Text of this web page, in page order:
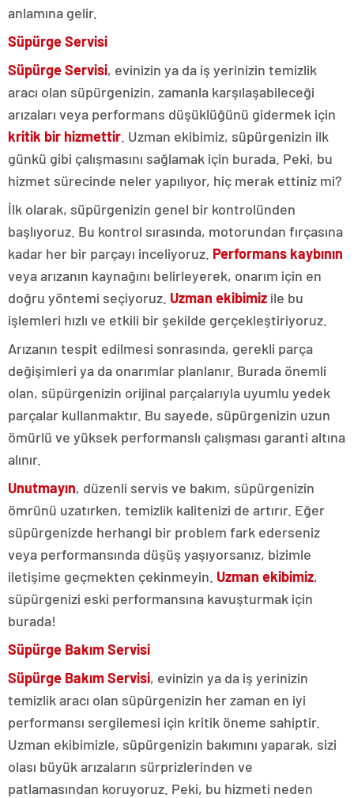
anlamına gelir.
Süpürge Servisi
Süpürge Servisi, evinizin ya da iş yerinizin temizlik
aracı olan süpürgenizin, zamanla karşılaşabileceği
arızaları veya performans düşüklüğünü gidermek için
kritik bir hizmettir . Uzman ekibimiz, süpürgenizin ilk
günkü gibi çalışmasını sağlamak için burada. Peki, bu
hizmet sürecinde neler yapılıyor, hiç merak ettiniz mi?
İlk olarak, süpürgenizin genel bir kontrolünden
başlıyoruz. Bu kontrol sırasında, motorundan fırçasına
kadar her bir parçayı inceliyoruz. Performans kaybının
veya arızanın kaynağını belirleyerek, onarım için en
doğru yöntemi seçiyoruz. Uzman ekibimiz ile bu
işlemleri hızlı ve etkili bir şekilde gerçekleştiriyoruz.
Arızanın tespit edilmesi sonrasında, gerekli parça
değişimleri ya da onarımlar planlanır. Burada önemli
olan, süpürgenizin orijinal parçalarıyla uyumlu yedek
parçalar kullanmaktır. Bu sayede, süpürgenizin uzun
ömürlü ve yüksek performanslı çalışması garanti altına
alınır.
Unutmayın, düzenli servis ve bakım, süpürgenizin
ömrünü uzatırken, temizlik kalitenizi de artırır. Eğer
süpürgenizde herhangi bir problem fark ederseniz
veya performansında düşüş yaşıyorsanız, bizimle
iletişime geçmekten çekinmeyin. Uzman ekibimiz,
süpürgenizi eski performansına kavuşturmak için
burada!
Süpürge Bakım Servisi
Süpürge Bakım Servisi, evinizin ya da iş yerinizin
temizlik aracı olan süpürgenizin her zaman en iyi
performansı sergilemesi için kritik öneme sahiptir.
Uzman ekibimizle, süpürgenizin bakımını yaparak, sizi
olası büyük arızaların sürprizlerinden ve
patlamasından koruyoruz. Peki, bu hizmeti neden